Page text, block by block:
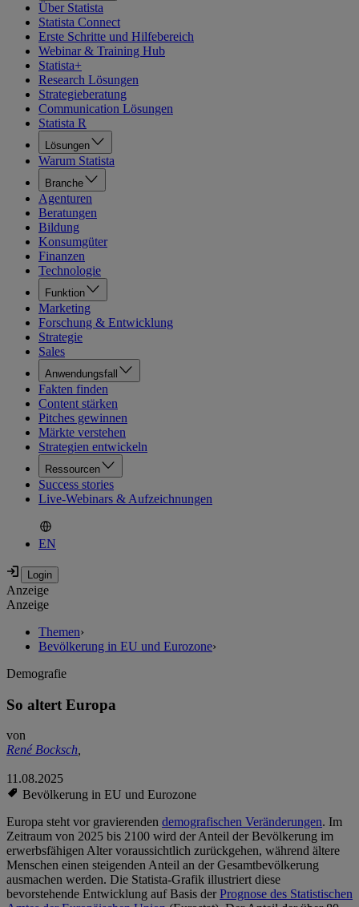
Über Statista
Statista Connect
Erste Schritte und Hilfebereich
Webinar & Training Hub
Statista+
Research Lösungen
Strategieberatung
Communication Lösungen
Statista R
Lösungen
Warum Statista
Branche
Agenturen
Beratungen
Bildung
Konsumgüter
Finanzen
Technologie
Funktion
Marketing
Forschung & Entwicklung
Strategie
Sales
Anwendungsfall
Fakten finden
Content stärken
Pitches gewinnen
Märkte verstehen
Strategien entwickeln
Ressourcen
Success stories
Live-Webinars & Aufzeichnungen
EN
Anzeige
Anzeige
Themen›
Bevölkerung in EU und Eurozone›
Demografie
So altert Europa
von
René Bocksch,
11.08.2025
Bevölkerung in EU und Eurozone
Europa steht vor gravierenden demografischen Veränderungen. Im
Zeitraum von 2025 bis 2100 wird der Anteil der Bevölkerung im
erwerbsfähigen Alter voraussichtlich zurückgehen, während ältere
Menschen einen steigenden Anteil an der Gesamtbevölkerung
ausmachen werden. Die Statista-Grafik illustriert diese
bevorstehende Entwicklung auf Basis derPrognose des Statistischen